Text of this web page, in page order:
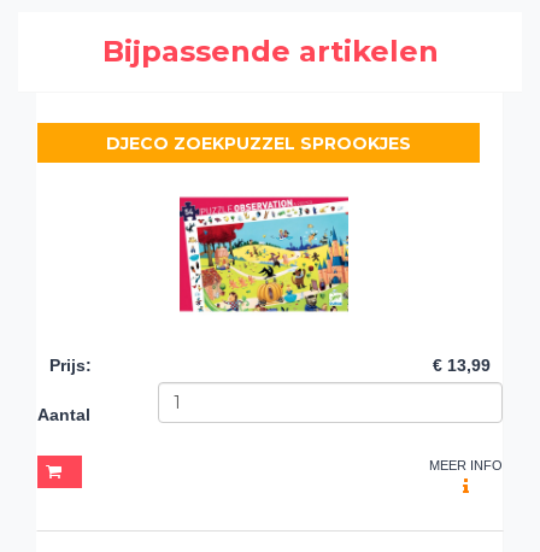
Bijpassende artikelen
DJECO ZOEKPUZZEL SPROOKJES
Prijs: € 13,99
Aantal
MEER INFO